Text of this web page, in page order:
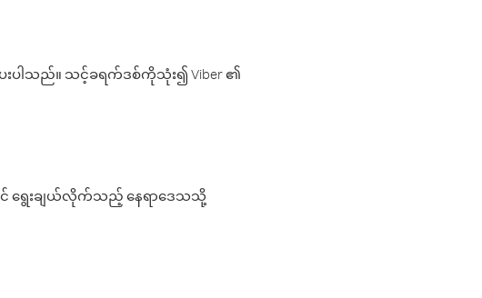
ါသည်။ သင့်ခရက်ဒစ်ကိုသုံး၍ Viber ၏
င် ရွေးချယ်လိုက်သည့် နေရာဒေသသို့